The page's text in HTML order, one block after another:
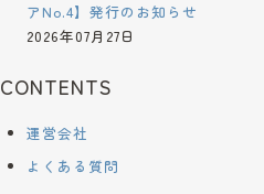
アNo.4】発行のお知らせ
2026年07月27日
CONTENTS
運営会社
よくある質問